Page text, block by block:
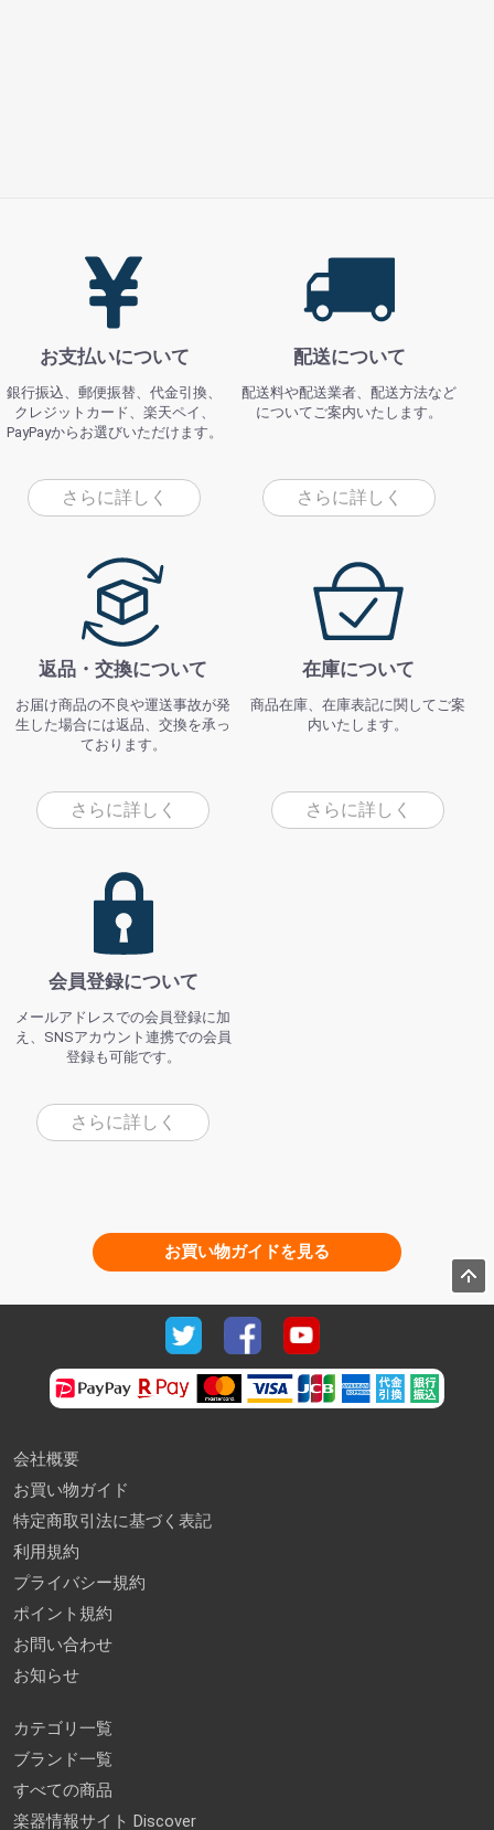
お支払いについて
銀行振込、郵便振替、代金引換、
クレジットカード、楽天ペイ、
PayPayからお選びいただけます。
さらに詳しく
配送について
配送料や配送業者、配送方法など
についてご案内いたします。
さらに詳しく
返品・交換について
お届け商品の不良や運送事故が発
生した場合には返品、交換を承っ
ております。
さらに詳しく
在庫について
商品在庫、在庫表記に関してご案
内いたします。
さらに詳しく
会員登録について
メールアドレスでの会員登録に加
え、SNSアカウント連携での会員
登録も可能です。
さらに詳しく
お買い物ガイドを見る
会社概要
お買い物ガイド
特定商取引法に基づく表記
利用規約
プライバシー規約
ポイント規約
お問い合わせ
お知らせ
カテゴリ一覧
ブランド一覧
すべての商品
楽器情報サイト Discover